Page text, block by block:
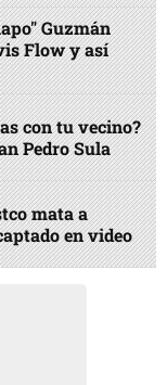
Guzmán
Flow y así
con tu vecino?
Pedro Sula
mata a
en video